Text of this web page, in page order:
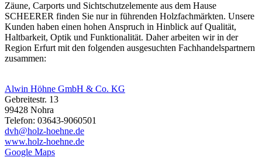
Zäune, Carports und Sichtschutzelemente aus dem Hause
SCHEERER finden Sie nur in führenden Holzfachmärkten. Unsere
Kunden haben einen hohen Anspruch in Hinblick auf Qualität,
Haltbarkeit, Optik und Funktionalität. Daher arbeiten wir in der
Region Erfurt mit den folgenden ausgesuchten Fachhandelspartnern
zusammen:
Alwin Höhne GmbH & Co. KG
Gebreitestr. 13
99428 Nohra
Telefon: 03643-9060501
dvh@holz-hoehne.de
www.holz-hoehne.de
Google Maps